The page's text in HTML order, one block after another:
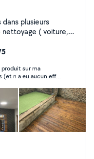
plusieurs
sur ma
(et n a eu aucun effet
et j ai annule la
de plus ..une